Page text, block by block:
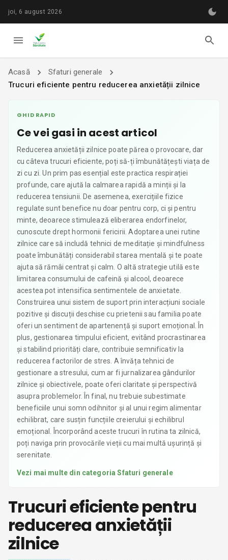
joi, 6 august 2026
Acasă
Sfaturi generale
Trucuri eficiente pentru reducerea anxietății zilnice
GHID RAPID
Ce vei gasi in acest articol
Reducerea anxietății zilnice poate părea o provocare, dar
cu câteva trucuri eficiente, poți să-ți îmbunătățești viața de
zi cu zi. Un prim pas esențial este practica respirației
profunde, care ajută la calmarea rapidă a minții și la
reducerea tensiunii. De asemenea, exercițiile fizice
regulate sunt benefice nu doar pentru corp, ci și pentru
minte, deoarece stimulează eliberarea endorfinelor,
cunoscute drept hormonii fericirii. Adoptarea unei rutine
zilnice care să includă tehnici de meditație și mindfulness
poate îmbunătăți considerabil starea mentală și te poate
ajuta să rămâi centrat și calm. O altă strategie utilă este
limitarea consumului de cafeină și alcool, deoarece
acestea pot intensifica sentimentele de anxietate.
Construirea unui sistem de suport prin interacțiuni sociale
pozitive și discuții deschise cu prietenii sau familia poate
oferi un sentiment de apartenență și suport emoțional. În
plus, gestionarea timpului eficient, evitând procrastinarea
și stabilind priorități clare, contribuie semnificativ la
reducerea factorilor de stres. A învăța tehnici de
gestionare a stresului, cum ar fi jurnalizarea gândurilor
zilnice și obiectivele, poate oferi claritate și perspectivă
asupra problemelor. În final, nu trebuie subestimate
beneficiile unui somn odihnitor și al unui regim alimentar
echilibrat, care susțin funcțiile creierului și echilibrul
emoțional. Încorporând aceste trucuri în rutina ta zilnică,
poți naviga prin provocările vieții cu mai multă ușurință și
serenitate.
Vezi mai multe din categoriaSfaturi generale
Trucuri eficiente pentru
reducerea anxietății
zilnice